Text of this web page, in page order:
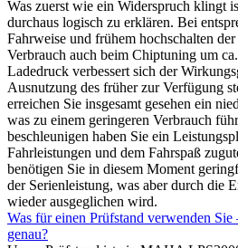
Was zuerst wie ein Widerspruch klingt
durchaus logisch zu erklären. Bei
Fahrweise und frühem hochschalten
Verbrauch auch beim Chiptuning um
Ladedruck verbessert sich der
Ausnutzung des früher zur Verfügung
erreichen Sie insgesamt gesehen ein
was zu einem geringeren Verbrauch
beschleunigen haben Sie ein
Fahrleistungen und dem Fahrspaß
benötigen Sie in diesem Moment
der Serienleistung, was aber durch die
wieder ausgeglichen wird.
Was für einen Prüfstand verwenden Sie
genau?